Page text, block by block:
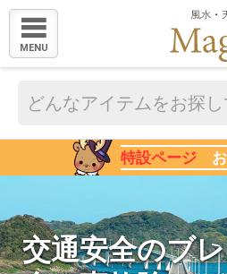
MENU
特設ページ お
交通安全のブ